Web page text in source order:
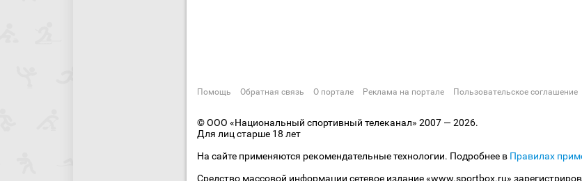
Помощь Обратная связь О портале Реклама на портале Пользовательское соглашение
© ООО «Национальный спортивный телеканал» 2007 — 2026.
Для лиц старше 18 лет
На сайте применяются рекомендательные технологии. Подробнее в Правилах
Средство массовой информации сетевое издание «www.sportbox.ru»